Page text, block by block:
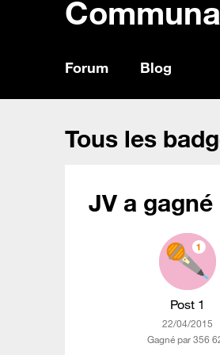
Forum Blog
Tous les
JV a gagné
Post 1
‎22/04/2015
Gagné par 356